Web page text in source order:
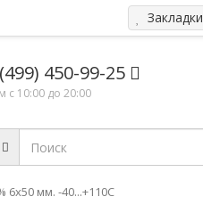
Закладки
450-99-25
с 10:00 до 20:00
мм. -40...+110C